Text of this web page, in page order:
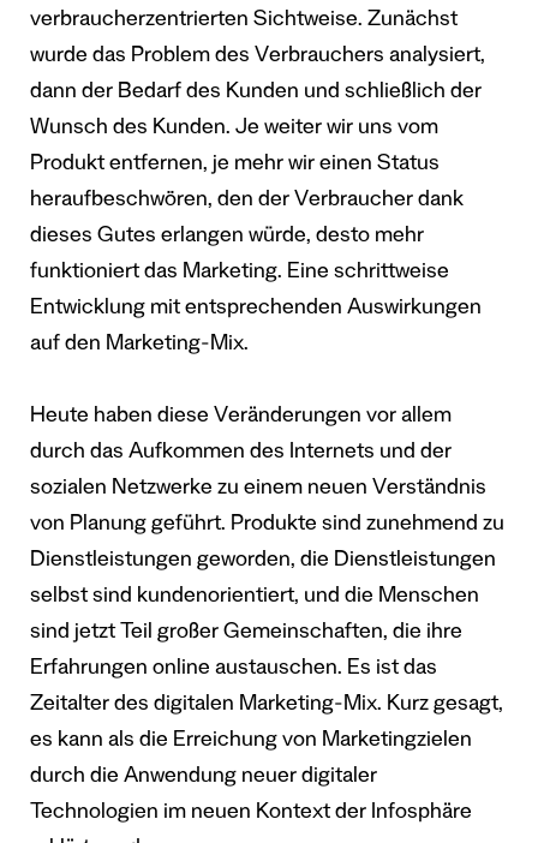
verbraucherzentrierten Sichtweise. Zunächst
wurde das Problem des Verbrauchers analysiert,
dann der Bedarf des Kunden und schließlich der
Wunsch des Kunden. Je weiter wir uns vom
Produkt entfernen, je mehr wir einen Status
heraufbeschwören, den der Verbraucher dank
dieses Gutes erlangen würde, desto mehr
funktioniert das Marketing. Eine schrittweise
Entwicklung mit entsprechenden Auswirkungen
auf den Marketing-Mix.
Heute haben diese Veränderungen vor allem
durch das Aufkommen des Internets und der
sozialen Netzwerke zu einem neuen Verständnis
von Planung geführt. Produkte sind zunehmend zu
Dienstleistungen geworden, die Dienstleistungen
selbst sind kundenorientiert, und die Menschen
sind jetzt Teil großer Gemeinschaften, die ihre
Erfahrungen online austauschen. Es ist das
Zeitalter des digitalen Marketing-Mix. Kurz gesagt,
es kann als die Erreichung von Marketingzielen
durch die Anwendung neuer digitaler
Technologien im neuen Kontext der Infosphäre